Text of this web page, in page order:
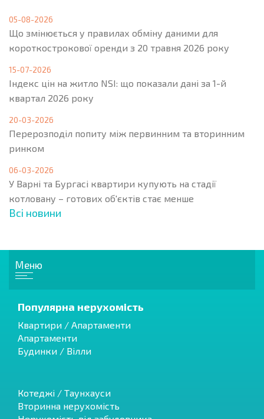
05-08-2026
Що змінюється у правилах обміну даними для
короткострокової оренди з 20 травня 2026 року
15-07-2026
Індекс цін на житло NSI: що показали дані за 1-й
квартал 2026 року
20-03-2026
Перерозподіл попиту між первинним та вторинним
ринком
06-03-2026
У Варні та Бургасі квартири купують на стадії
котловану – готових об'єктів стає менше
Всі новини
Меню
Популярна нерухомість
Квартири / Апартаменти
Апартаменти
Будинки / Вілли
Котеджі / Таунхауси
Вторинна нерухомість